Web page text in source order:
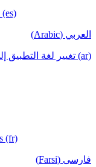
العربي (Arabic)
(ar) تغيير لغة التطبيق إلى العربية
(fr)
فارسی (Farsi)